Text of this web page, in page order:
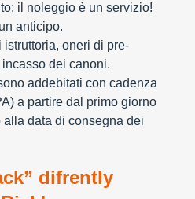
il noleggio è un servizio!
anticipo.
oneri di pre-
dei canoni.
addebitati con cadenza
a partire dal primo giorno
data di consegna dei
difrently